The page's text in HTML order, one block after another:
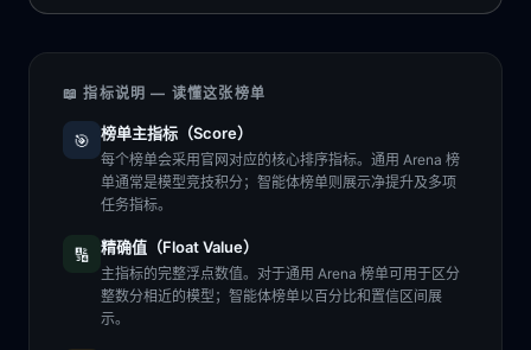
📖 指标说明 — 读懂这张榜单
🎯 榜单主指标（Score）
每个榜单会采用官网对应的核心排序指标。通用 Arena 榜
单通常是模型竞技积分；智能体榜单则展示净提升及多项
任务指标。
🔢 精确值（Float Value）
主指标的完整浮点数值。对于通用 Arena 榜单可用于区分
整数分相近的模型；智能体榜单以百分比和置信区间展
示。